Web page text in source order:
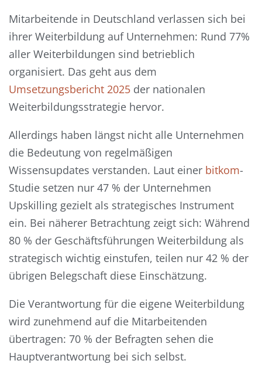
Mitarbeitende in Deutschland verlassen sich bei
ihrer Weiterbildung auf Unternehmen: Rund 77%
aller Weiterbildungen sind betrieblich
organisiert. Das geht aus dem
Umsetzungsbericht 2025 der nationalen
Weiterbildungsstrategie hervor.
Allerdings haben längst nicht alle Unternehmen
die Bedeutung von regelmäßigen
Wissensupdates verstanden. Laut einer bitkom-
Studie setzen nur 47 % der Unternehmen
Upskilling gezielt als strategisches Instrument
ein. Bei näherer Betrachtung zeigt sich: Während
80 % der Geschäftsführungen Weiterbildung als
strategisch wichtig einstufen, teilen nur 42 % der
übrigen Belegschaft diese Einschätzung.
Die Verantwortung für die eigene Weiterbildung
wird zunehmend auf die Mitarbeitenden
übertragen: 70 % der Befragten sehen die
Hauptverantwortung bei sich selbst.